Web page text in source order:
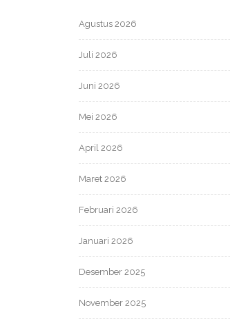
Agustus 2026
Juli 2026
Juni 2026
Mei 2026
April 2026
Maret 2026
Februari 2026
Januari 2026
Desember 2025
November 2025